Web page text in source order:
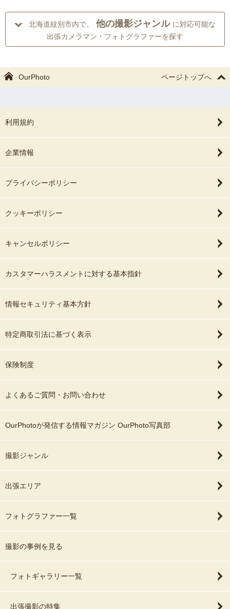
北海道紋別市内で、 他の撮影ジャンル に対応可能な
出張カメラマン・フォトグラファーを探す
OurPhoto ページトップへ
利用規約
企業情報
プライバシーポリシー
クッキーポリシー
キャンセルポリシー
カスタマーハラスメントに対する基本指針
情報セキュリティ基本方針
特定商取引法に基づく表示
保険制度
よくあるご質問・お問い合わせ
OurPhotoが発信する情報マガジン OurPhoto写真部
撮影ジャンル
出張エリア
フォトグラファー一覧
撮影の事例を見る
フォトギャラリー一覧
出張撮影の特集